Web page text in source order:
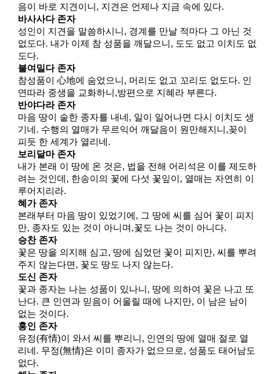
음이 바로 지견이니, 지견은 언제나 지금 속에 있다.
바사사다 존자
성인이 지견을 말씀하시니, 경계를 만날 적마다 그 아닌 것
없도다. 내가 이제 참 성품을 깨달으니, 도도 없고 이치도 없
도다.
불여밀다 존자
참성품이 心地에 숨었으니, 머리도 없고 꼬리도 없도다. 인
연따라 중생을 교화하니,방편으로 지혜라 부른다.
반야다라 존자
마음 땅이 숱한 종자를 내네, 일이 일어나면 다시 이치도 생
기네. 수행의 열매가 무르익어 깨달음이 원만해지니,꽂이
피듯 한 세계가 열리네.
보리달마 존자
내가 본래 이 땅에 온 것은, 법을 전해 어리석은 이를 제도하
려는 것인데, 한송이의 꽃에 다섯 꽃잎이, 열매는 자연히 이
루어지리라.
혜가 존자
본래부터 마음 땅이 있었기에, 그 땅에 씨를 심어 꽃이 피지
만, 종자도 있는 것이 아니며,꽃도 나는 것이 아니다.
승찬 존자
꽃은 땅을 의지해 심고, 땅에 심었던 꽃이 피지만, 씨를 뿌려
주지 않는다면, 꽃도 땅도 나지 않는다.
도신 존자
꽃과 종자는 나는 성품이 있나니, 땅에 의하여 꽃은 나고 또
난다. 큰 인연과 믿음이 어울릴 때에 나지만, 이 남은 남이
없는 것이다.
홍인 존자
유정(有情)이 와서 씨를 뿌리니, 인연의 땅에 열매 절로 열
리네. 무정(無情)은 이미 종자가 없으므로, 성품도 태어남도
없다.